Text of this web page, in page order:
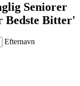
Seniorer
Bedste Bitter'
Efternavn